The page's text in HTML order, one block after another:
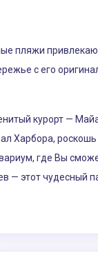
пляжи
с его
курорт —
Харбора,
где Вы
этот чудесный